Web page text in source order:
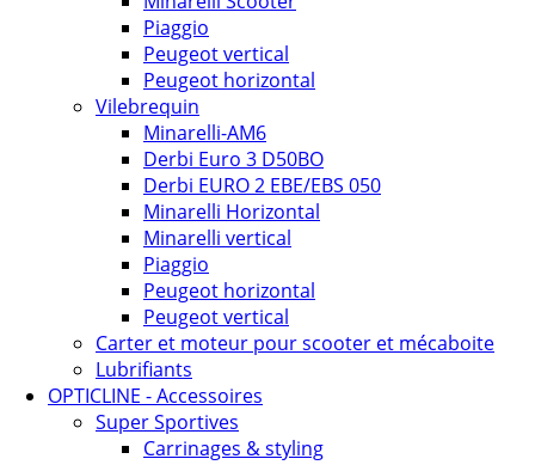
Piaggio
Peugeot vertical
Peugeot horizontal
Vilebrequin
Minarelli-AM6
Derbi Euro 3 D50BO
Derbi EURO 2 EBE/EBS 050
Minarelli Horizontal
Minarelli vertical
Piaggio
Peugeot horizontal
Peugeot vertical
Carter et moteur pour scooter et mécaboite
Lubrifiants
OPTICLINE - Accessoires
Super Sportives
Carrinages & styling